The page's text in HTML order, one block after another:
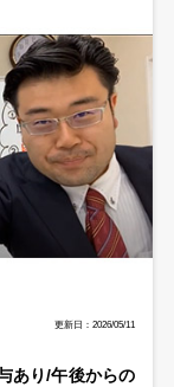
更新日：2026/05/11
あり/午後からの